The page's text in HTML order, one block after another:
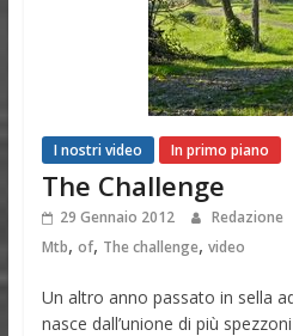
I nostri video In primo piano
The Challenge
29 Gennaio 2012 Redazione
Mtb, of, The challenge, video
Un altro anno passato in sella
nasce dall’unione di più